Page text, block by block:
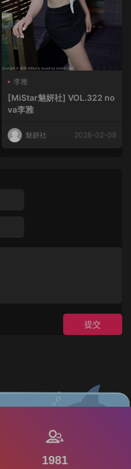
李雅
[MiStar魅妍社] VOL.322 no
va李雅
魅妍社 2026-02-08
提交
1981